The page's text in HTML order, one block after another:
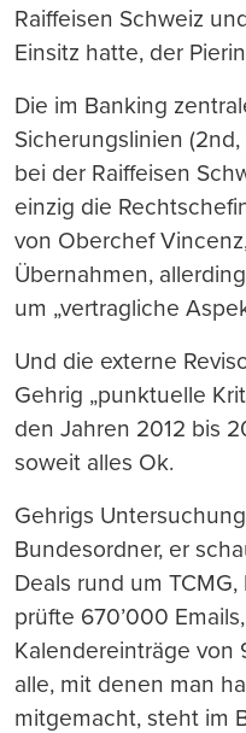
Raiffeisen Schweiz
Einsitz hatte, der
Die im Banking
Sicherungslinien
bei der Raiffeisen
einzig die
von Oberchef
Übernahmen,
um „vertragliche
Und die externe
Gehrig „punktuelle
den Jahren 2012 bis
soweit alles Ok.
Gehrigs
Bundesordner, er
Deals rund um
prüfte 670’000
Kalendereinträge von
alle, mit denen man
mitgemacht, steht im